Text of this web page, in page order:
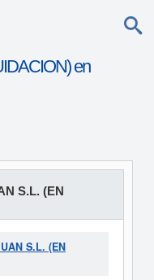
en
S.L. (EN
S.L. (EN